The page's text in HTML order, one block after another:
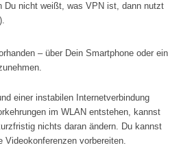
Du nicht weißt, was VPN ist, dann nutzt
– über Dein Smartphone oder ein
einer instabilen Internetverbindung
im WLAN entstehen, kannst
nichts daran ändern. Du kannst
Videokonferenzen vorbereiten.